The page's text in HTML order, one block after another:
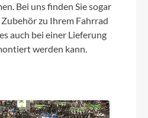
Farbe
Z51
Bei uns finden Sie sogar
zu Ihrem Fahrrad
auch bei einer Lieferung
werden kann.